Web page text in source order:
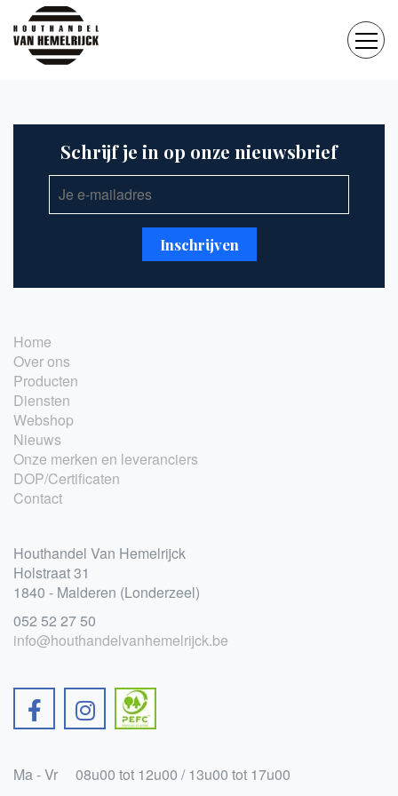
Schrijf je in op onze nieuwsbrief
Home
Over ons
Producten
Diensten
Webshop
Nieuws
Onze merken en leveranciers
DOP/Certificaten
Contact
Houthandel Van Hemelrijck
Holstraat 31
1840 - Malderen (Londerzeel)
052 52 27 50
info@houthandelvanhemelrijck.be
Ma - Vr
08u00 tot 12u00 / 13u00 tot 17u00